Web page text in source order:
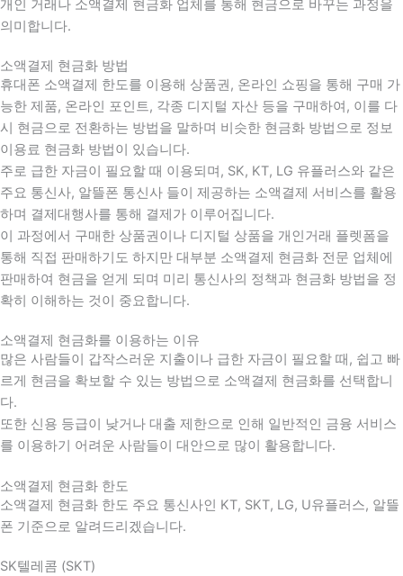
개인 거래나 소액결제 현금화 업체를 통해 현금으로 바꾸는 과정을
의미합니다.
소액결제 현금화 방법
휴대폰 소액결제 한도를 이용해 상품권, 온라인 쇼핑을 통해 구매 가
능한 제품, 온라인 포인트, 각종 디지털 자산 등을 구매하여, 이를 다
시 현금으로 전환하는 방법을 말하며 비슷한 현금화 방법으로 정보
이용료 현금화 방법이 있습니다.
주로 급한 자금이 필요할 때 이용되며, SK, KT, LG 유플러스와 같은
주요 통신사, 알뜰폰 통신사 들이 제공하는 소액결제 서비스를 활용
하며 결제대행사를 통해 결제가 이루어집니다.
이 과정에서 구매한 상품권이나 디지털 상품을 개인거래 플렛폼을
통해 직접 판매하기도 하지만 대부분 소액결제 현금화 전문 업체에
판매하여 현금을 얻게 되며 미리 통신사의 정책과 현금화 방법을 정
확히 이해하는 것이 중요합니다.
소액결제 현금화를 이용하는 이유
많은 사람들이 갑작스러운 지출이나 급한 자금이 필요할 때 , 쉽고 빠
르게 현금을 확보할 수 있는 방법으로 소액결제 현금화를 선택합니
다.
또한 신용 등급이 낮거나 대출 제한으로 인해 일반적인 금융 서비스
를 이용하기 어려운 사람들이 대안으로 많이 활용합니다.
소액결제 현금화 한도
소액결제 현금화 한도 주요 통신사인 KT, SKT, LG, U유플러스, 알뜰
폰 기준으로 알려드리겠습니다.
SK텔레콤 (SKT)